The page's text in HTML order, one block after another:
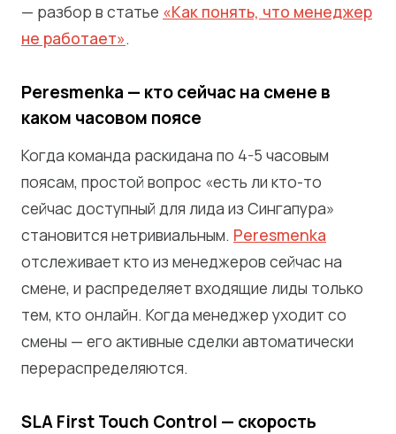
— разбор в статье «Как понять, что менеджер
не работает».
Peresmenka — кто сейчас на смене в
каком часовом поясе
Когда команда раскидана по 4-5 часовым
поясам, простой вопрос «есть ли кто-то
сейчас доступный для лида из Сингапура»
становится нетривиальным. Peresmenka
отслеживает кто из менеджеров сейчас на
смене, и распределяет входящие лиды только
тем, кто онлайн. Когда менеджер уходит со
смены — его активные сделки автоматически
перераспределяются.
SLA First Touch Control — скорость